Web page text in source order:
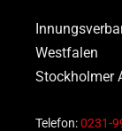
Westfalen
Stockholmer
Telefon:0231-